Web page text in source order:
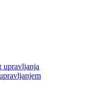
upravljanja